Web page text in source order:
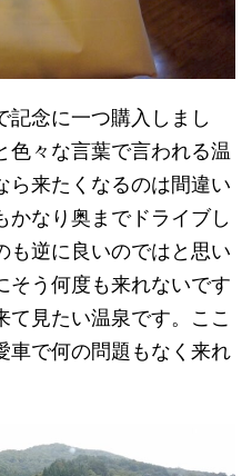
記念に一つ購入しまし
色々な言葉で言われる温
ら来たくなるのは間違い
かなり奥までドライブし
も逆に良いのではと思い
そう何度も来れないです
見たい温泉です。ここ
車で何の問題もなく来れ